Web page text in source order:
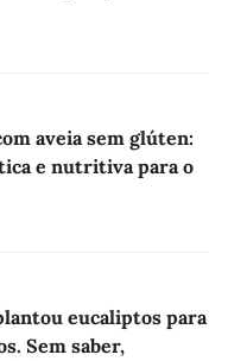
aveia sem glúten:
e nutritiva para o
eucaliptos para
Sem saber,